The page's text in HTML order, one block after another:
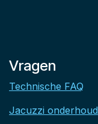
Vragen
Technische FAQ
Jacuzzi onderhoud